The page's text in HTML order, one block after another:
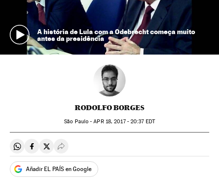
A história de Lula com a Odebrecht começa muito
antes da presidência
RODOLFO BORGES
São Paulo -APR18, 2017 - 20:37EDT
Compartir en Whatsapp
Compartir en Facebook
Compartir en Twitter
Desplegar Redes Sociales
Añadir EL PAÍS en Google